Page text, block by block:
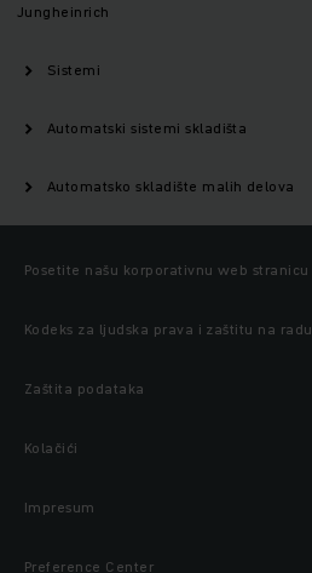
Jungheinrich
Sistemi
Automatski sistemi skladišta
Automatsko skladište malih delova ​
Posetite našu korporativnu web stranicu
Kodeks za ljudska prava i zaštitu na radu
Zaštita podataka
Kolačići
Impresum
Preference Center